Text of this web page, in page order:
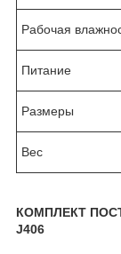
Рабочая
Питание
Размеры
Вес
КОМПЛЕКТ
J406